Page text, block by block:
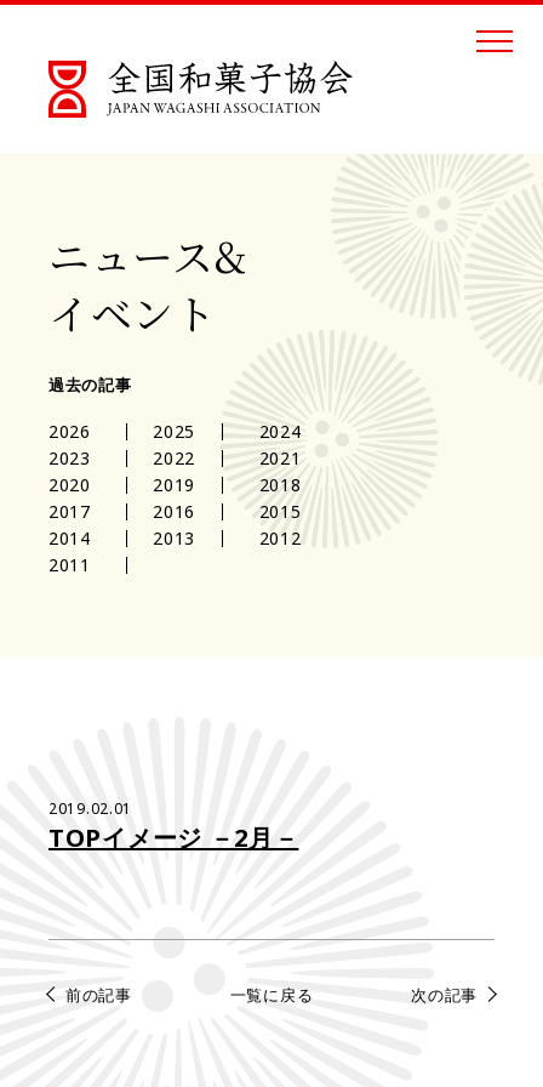
ニュース&
イベント
過去の記事
2026 2025
2024
2023
2022
2021
2020
2019
2018
2017
2016
2015
2014
2013
2012
2011
2019.02.01
TOPイメージ －2月－
前の記事 一覧に戻る 次の記事